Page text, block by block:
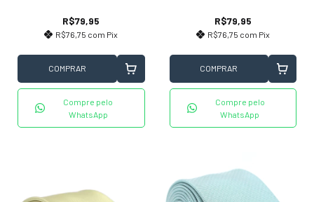
R$79,95
R$76,75 com Pix
COMPRAR
Compre pelo
WhatsApp
R$79,95
R$76,75 com Pix
COMPRAR
Compre pelo
WhatsApp